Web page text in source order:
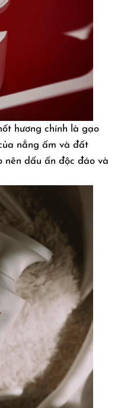
hương chính là gạo
nắng ấm và đất
nên dấu ấn độc đáo và